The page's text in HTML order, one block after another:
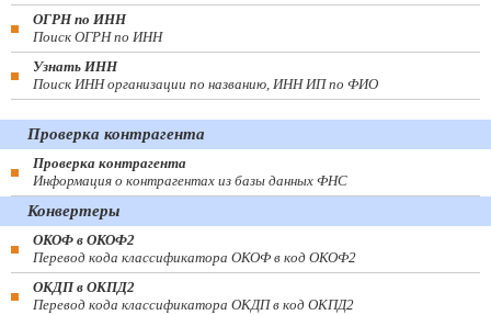
ОГРН по ИНН
Поиск ОГРН по ИНН
Узнать ИНН
Поиск ИНН организации по названию, ИНН ИП по ФИО
Проверка контрагента
Проверка контрагента
Информация о контрагентах из базы данных ФНС
Конвертеры
ОКОФ в ОКОФ2
Перевод кода классификатора ОКОФ в код ОКОФ2
ОКДП в ОКПД2
Перевод кода классификатора ОКДП в код ОКПД2